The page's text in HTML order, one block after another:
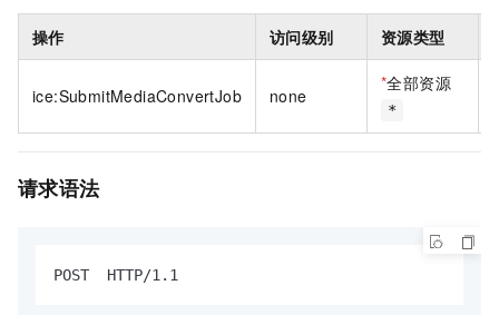
操作 访问级别 资源类型
ice:SubmitMediaConvertJob none
*全部资源
*
请求语法
POST  HTTP/1.1